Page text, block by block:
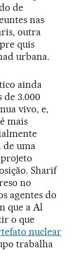
de
nas
outra
quis
urbana.
ainda
3.000
vivo, e,
mais
de uma
Sharif
no
agentes do
que a Al
o que
nuclear
trabalha